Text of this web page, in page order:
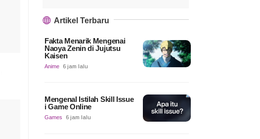
Artikel Terbaru
Fakta Menarik Mengenai
Naoya Zenin di Jujutsu
Kaisen
Anime 6 jam lalu
Mengenal Istilah Skill Issue
i Game Online
Games 6 jam lalu